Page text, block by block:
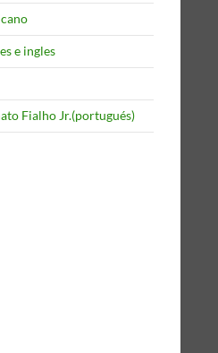
e ingles
Fialho Jr.(portugués)